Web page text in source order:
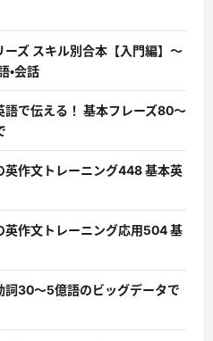
ーズ スキル別合本【入門編】〜
・会話
語で伝える！ 基本フレーズ80〜
英作文トレーニング448 基本英
英作文トレーニング応用504 基
詞30〜5億語のビッグデータで